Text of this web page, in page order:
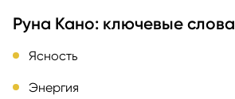
Руна Кано: ключевые слова
Ясность
Энергия